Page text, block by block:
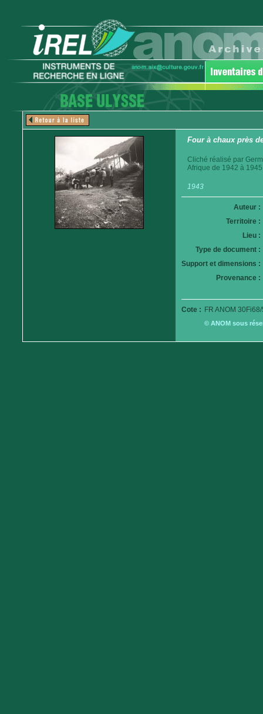
Four à chaux près
Cliché réalisé par
Afrique de 1942 à
1943
Auteur :
Territoire :
Lieu :
Type de document :
Support et dimensions :
Provenance :
Cote : FR ANOM
© ANOM sous